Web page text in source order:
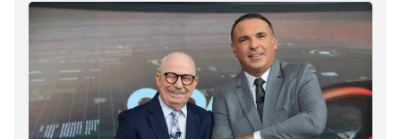
d
e